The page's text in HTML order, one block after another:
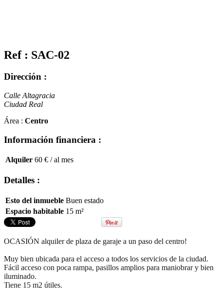
Ref : SAC-02
Dirección :
Calle Altagracia
Ciudad Real
Área : Centro
Información financiera :
Alquiler 60 € / al mes
Detalles :
Esto del inmueble Buen estado
Espacio habitable 15 m²
OCASIÓN alquiler de plaza de garaje a un paso del centro!
Muy bien ubicada para el acceso a todos los servicios de la ciudad.
Fácil acceso con poca rampa, pasillos amplios para maniobrar y bien
iluminado.
Tiene 15 m2 útiles.